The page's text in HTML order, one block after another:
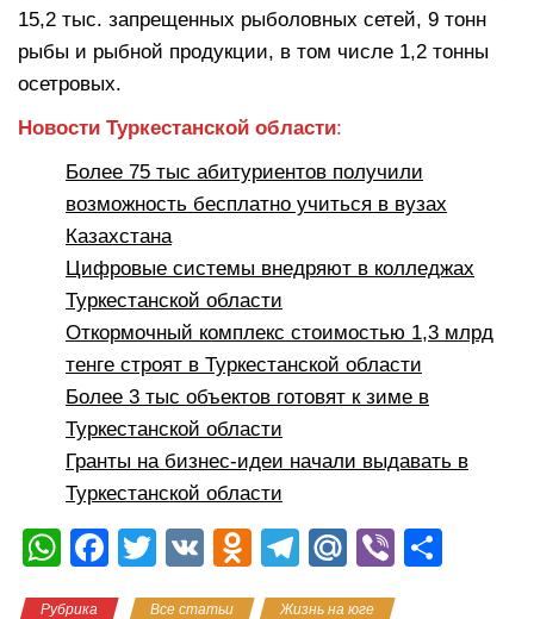
15,2 тыс. запрещенных рыболовных сетей, 9 тонн
рыбы и рыбной продукции, в том числе 1,2 тонны
осетровых.
Новости Туркестанской области:
Более 75 тыс абитуриентов получили
возможность бесплатно учиться в вузах
Казахстана
Цифровые системы внедряют в колледжах
Туркестанской области
Откормочный комплекс стоимостью 1,3 млрд
тенге строят в Туркестанской области
Более 3 тыс объектов готовят к зиме в
Туркестанской области
Гранты на бизнес-идеи начали выдавать в
Туркестанской области
W F
T
V
O
T
M Vi
Рубрика Все статьи Жизнь на юге